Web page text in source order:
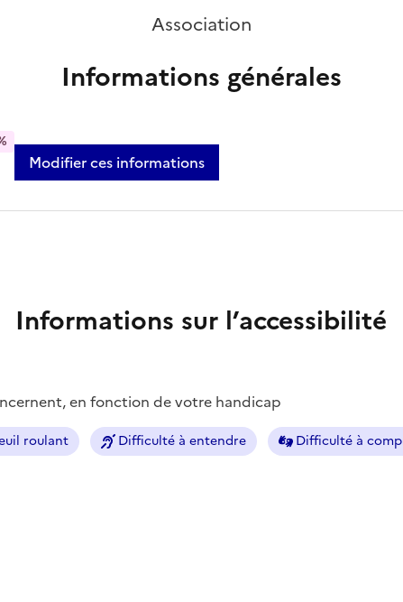
Association
Informations générales
Modifier ces informations
Informations sur l’accessibilité
en fonction de votre handicap
roulant Difficulté à entendre Difficulté à